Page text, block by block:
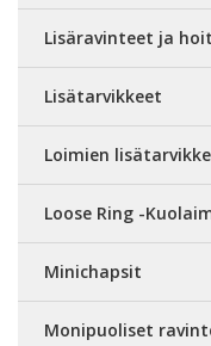
Lisäravinteet ja
Lisätarvikkeet
Loimien
Loose Ring -
Minichapsit
Monipuoliset